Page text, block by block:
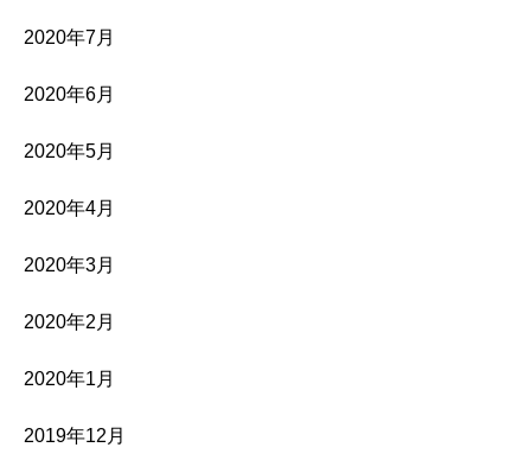
2020年7月
2020年6月
2020年5月
2020年4月
2020年3月
2020年2月
2020年1月
2019年12月